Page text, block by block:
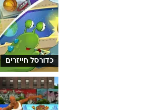
כדורסל חייזרים